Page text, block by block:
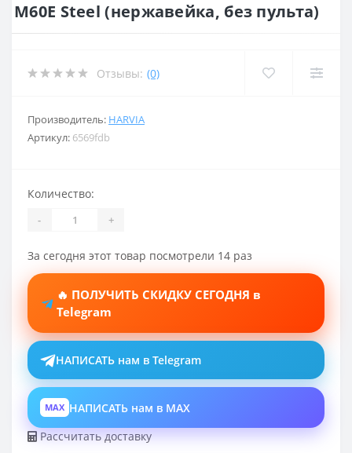
M60E Steel (нержавейка, без пульта)
Отзывы: (0)
Производитель: HARVIA
Артикул: 6569fdb
Количество:
- +
За сегодня этот товар посмотрели 14 раз
🔥 ПОЛУЧИТЬ СКИДКУ СЕГОДНЯ в
Telegram
НАПИСАТЬ нам в Telegram
MAX НАПИСАТЬ нам в MAX
Рассчитать доставку